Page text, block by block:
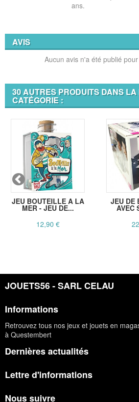
ans.
AVIS
Aucun avis n'a été publié
30 AUTRES PRODUITS DANS LA
CATÉGORIE :
JEU BOUTEILLE A LA
MER - JEU DE...
12,90 €
JEU DE
AVEC
JOUETS56 - SARL CELAU
Informations
Retrouvez tous nos jeux et jouets en
à Questembert
Dernières actualités
Lettre d'informations
Nous suivre